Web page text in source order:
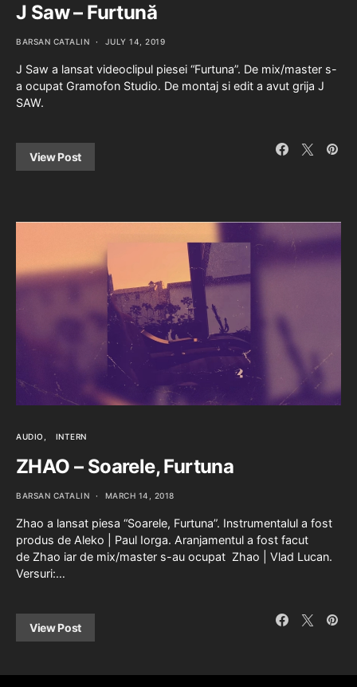
J Saw – Furtună
BARSAN CATALIN JULY 14, 2019
J Saw a lansat videoclipul piesei “Furtuna”. De mix/master s-
a ocupat Gramofon Studio. De montaj si edit a avut grija J
SAW.
View Post
AUDIO INTERN
ZHAO – Soarele, Furtuna
BARSAN CATALIN MARCH 14, 2018
Zhao a lansat piesa “Soarele, Furtuna”. Instrumentalul a fost
produs de Aleko | Paul Iorga. Aranjamentul a fost facut
de Zhao iar de mix/master s-au ocupat Zhao | Vlad Lucan.
Versuri:…
View Post